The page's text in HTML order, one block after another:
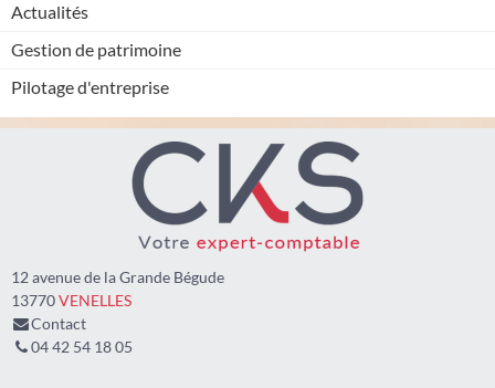
Actualités
Gestion de patrimoine
Pilotage d'entreprise
12 avenue de la Grande Bégude
13770VENELLES
Contact
04 42 54 18 05